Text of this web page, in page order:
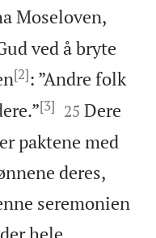
Moseloven,
ved å bryte
[2]: ”Andre folk
[3] 

25 Dere
paktene med
deres,
seremonien